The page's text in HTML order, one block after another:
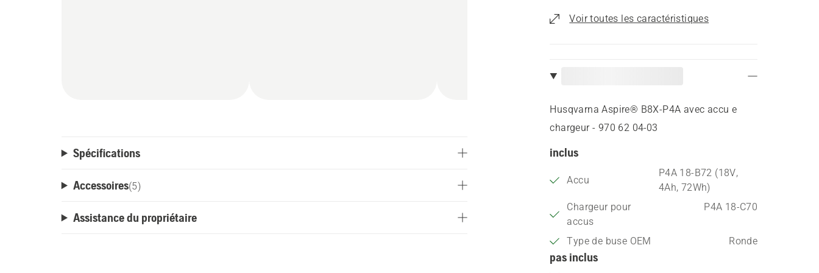
Voir toutes les caractéristiques
Husqvarna Aspire® B8X-P4A avec accu e
chargeur - 970 62 04‑03
inclus
Accu
P4A 18-B72 (18V,
4Ah, 72Wh)
Chargeur pour
accus
P4A 18-C70
Type de buse OEM Ronde
pas inclus
Spécifications
Accessoires(5)
Assistance du propriétaire